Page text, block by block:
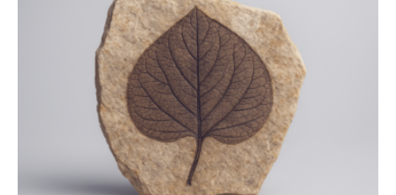
und Dr. Ismaila Francis Yusuf hat nun einen bislang
unbekannten Qualitätskontrollmechanismus des
peroxisomalen Proteintransports in der Bäckerhefe
Saccharomyces cerevisiae entdeckt, der für die
Funktionsfähigkeit der Organellen entscheidend ist. Die
Studie wurde am 28. Oktober 2025 in der
Fachzeitschrift…